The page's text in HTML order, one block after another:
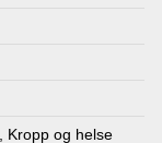
Kropp og helse